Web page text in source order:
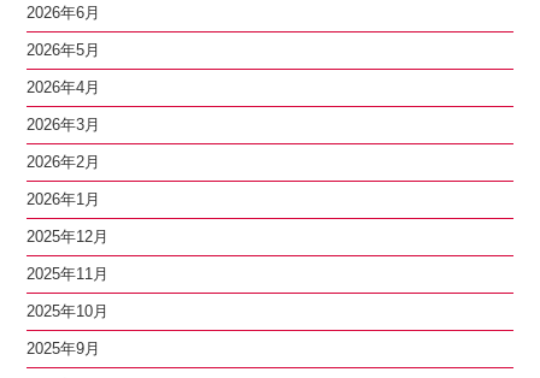
2026年6月
2026年5月
2026年4月
2026年3月
2026年2月
2026年1月
2025年12月
2025年11月
2025年10月
2025年9月